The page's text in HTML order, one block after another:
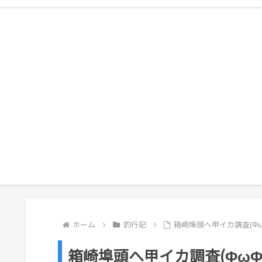
ホーム 釣行記 箱崎埠頭へ甲イカ調査
箱崎埠頭へ甲イカ調査